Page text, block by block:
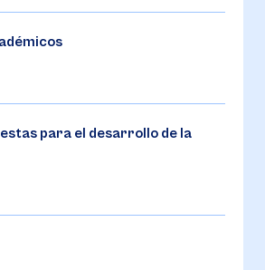
para el desarrollo de la